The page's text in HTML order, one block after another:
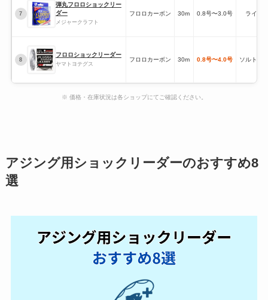
7
弾丸フロロショックリー
ダー
メジャークラフト
フロロカーボン 30m 0.8号〜3.0号 ライト
8
フロロショックリーダー
ヤマトヨテグス
フロロカーボン 30m 0.8号〜4.0号 ソルトウ
※ 価格・在庫状況は各ショップにてご確認ください。
アジング用ショックリーダーのおすすめ8
選